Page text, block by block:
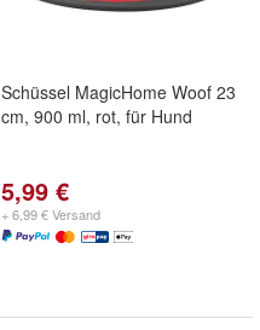
Schüssel MagicHome Woof 23
cm, 900 ml, rot, für Hund
5,99 €
+ 6,99 € Versand